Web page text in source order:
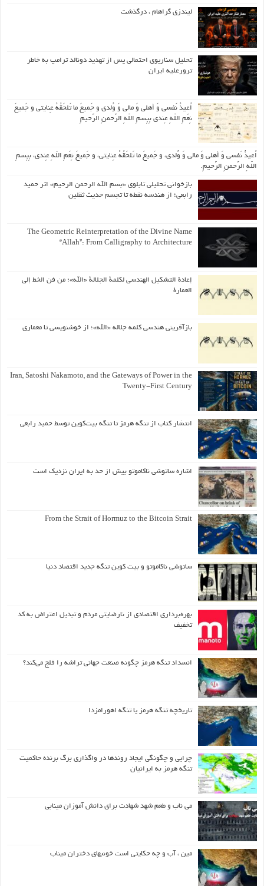
لیندزی گراهام ، درگذشت
تحلیل سناریوی احتمالی پس از تهدید دونالد ترامپ به خاطر
ترورعلیه ایران
اُعیذُ نَفسی وَ أهلی وَ مالی وَ وُلدی و جَمیعَ ما تَلحَقُهُ عِنایتی و جَمیعَ
نِعَمِ اللّهِ عِندی بِبِسمِ اللّهِ الرَّحمنِ الرَّحیمِ
اُعیذُ نَفسی وَ أهلی وَ مالی وَ وُلدی، و جَمیعَ ما تَلحَقُهُ عِنایتی، و جَمیعَ نِعَمِ اللّهِ عِندی، بِبِسمِ
اللّهِ الرَّحمنِ الرَّحیمِ.
بازخوانی تحلیلی تابلوی «بسم الله الرحمن الرحیم» اثر حمید
رابعی؛ از هندسه نقطه تا تجسم حدیث ثقلین
The Geometric Reinterpretation of the Divine Name
“Allah”: From Calligraphy to Architecture
إعادة التشكيل الهندسي لكلمة الجلالة «الله»؛ من فن الخط إلى
العمارة
بازآفرینی هندسی کلمه جلاله «الله»؛ از خوشنویسی تا معماری
Iran, Satoshi Nakamoto, and the Gateways of Power in the
Twenty-First Century
انتشار کتاب از تنگه هرمز تا تنگه بیت‌کوین توسط حمید رابعی
اشاره ساتوشی ناکاموتو بیش از حد به ایران نزدیک است
From the Strait of Hormuz to the Bitcoin Strait
ساتوشی ناکاموتو و بیت کوین تنگه جدید اقتصاد دنیا
بهره‌برداری اقتصادی از نارضایتی مردم و تبدیل اعتراض به کد
تخفیف
انسداد تنگه هرمز چگونه صنعت جهانی تراشه را فلج می‌کند؟
تاریخچه تنگه هرمز یا تنگه اهورامزدا
چرایی و چگونگی ایجاد روندها در واگذاری برگ برنده حاکمیت
تنگه هرمز به ایرانیان
می ناب و طعم شهد شهادت برای دانش آموزان مینابی
مین ، آب و چه حکایتی است خونبهای دختران میناب